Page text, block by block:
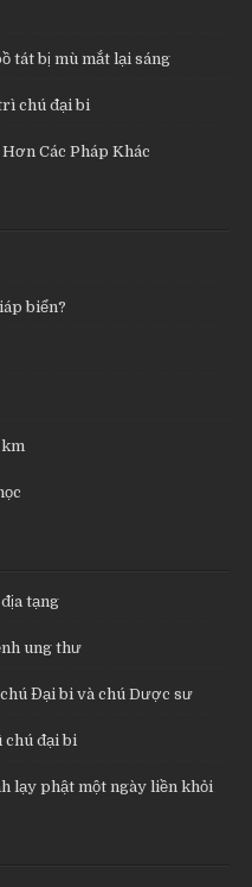
tát bị mù mắt lại sáng
chú đại bi
Các Pháp Khác
biển?
tạng
ung thư
Đại bi và chú Dược sư
chú đại bi
lạy phật một ngày liền khỏi